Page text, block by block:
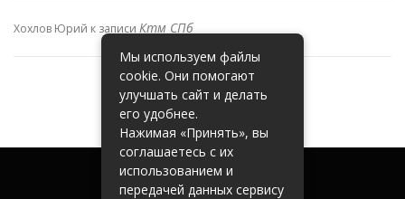
Хохлов Юрий к записи Ктм СПб
Мы используем файлы
cookie. Они помогают
улучшать сайт и делать
его удобнее.
Нажимая «Принять», вы
соглашаетесь с их
использованием и
передачей данных сервису